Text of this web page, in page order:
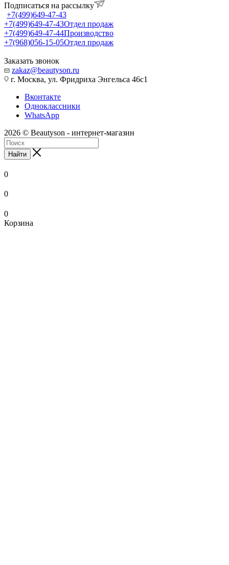
Подписаться на рассылку
+7(499)649-47-43
+7(499)649-47-43Отдел продаж
+7(499)649-47-44Производство
+7(968)056-15-05Отдел продаж
Заказать звонок
zakaz@beautyson.ru
г. Москва, ул. Фридриха Энгельса 46с1
Вконтакте
Одноклассники
WhatsApp
2026 © Beautyson - интернет-магазин
Найти
0
0
0
Корзина